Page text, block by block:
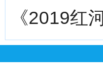
《2019红